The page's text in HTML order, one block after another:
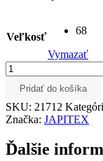
Veľkosť
68
Vymazať
množstvo
Detské
body
ANIMALS
-
Pridať do košíka
SKU: 21712
Značka: JAPITEX
Ďalšie